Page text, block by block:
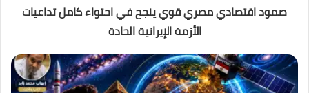
صمود اقتصادي مصري قوي ينجح في احتواء كامل تداعيات
الأزمة الإيرانية الحادة